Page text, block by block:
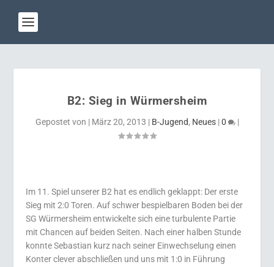
B2: Sieg in Würmersheim
Gepostet von | März 20, 2013 | B-Jugend, Neues|0 |
Im 11. Spiel unserer B2 hat es endlich geklappt: Der erste
Sieg mit 2:0 Toren. Auf schwer bespielbaren Boden bei der
SG Würmersheim entwickelte sich eine turbulente Partie
mit Chancen auf beiden Seiten. Nach einer halben Stunde
konnte Sebastian kurz nach seiner Einwechselung einen
Konter clever abschließen und uns mit 1:0 in Führung